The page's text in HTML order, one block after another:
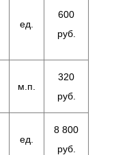
ед.
600
руб.
м.п.
320
руб.
ед.
8 800
руб.